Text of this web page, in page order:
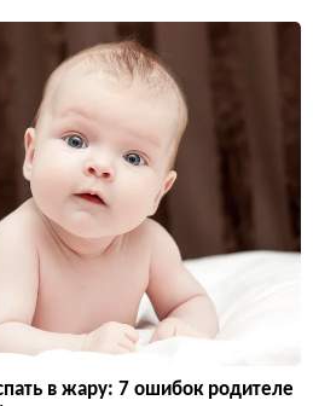
в жару: 7 ошибок родителе